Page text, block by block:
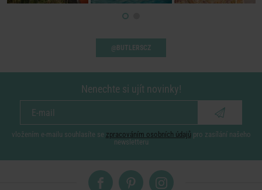
@BUTLERSCZ
Nenechte si ujít novinky!
vložením e-mailu souhlasíte se zpracováním osobních údajů pro zasílání našeho
newsletteru